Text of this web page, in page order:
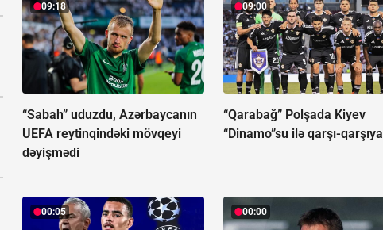
09:18
“Sabah” uduzdu, Azərbaycanın
UEFA reytinqindəki mövqeyi
dəyişmədi
09:00
“Qarabağ” Polşada Kiyev
“Dinamo”su ilə qarşı-qarşıya
00:05 00:00